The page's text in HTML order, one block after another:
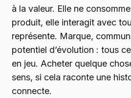
à la valeur. Elle ne
produit, elle interagit avec
représente. Marque,
potentiel d’évolution : tous
en jeu. Acheter quelque
sens, si cela raconte une
connecte.